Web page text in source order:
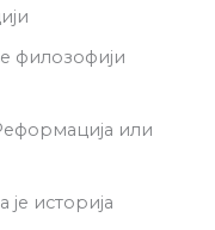
филозофији
или
историја